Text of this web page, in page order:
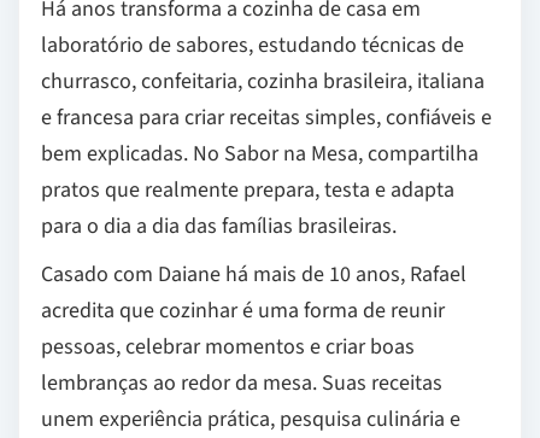
Há anos transforma a cozinha de casa em
laboratório de sabores, estudando técnicas de
churrasco, confeitaria, cozinha brasileira, italiana
e francesa para criar receitas simples, confiáveis e
bem explicadas. No Sabor na Mesa, compartilha
pratos que realmente prepara, testa e adapta
para o dia a dia das famílias brasileiras.
Casado com Daiane há mais de 10 anos, Rafael
acredita que cozinhar é uma forma de reunir
pessoas, celebrar momentos e criar boas
lembranças ao redor da mesa. Suas receitas
unem experiência prática, pesquisa culinária e